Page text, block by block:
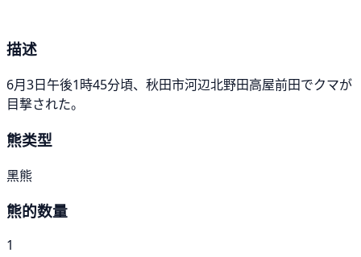
描述
6月3日午後1時45分頃、秋田市河辺北野田高屋前田でクマが
目撃された。
熊类型
黑熊
熊的数量
1